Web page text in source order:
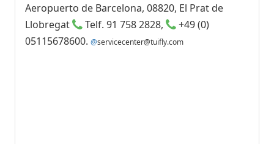
Aeropuerto de Barcelona, 08820, El Prat de
Llobregat
Telf. 91 758 2828,
+49 (0)
05115678600. @servicecenter@tuifly.com